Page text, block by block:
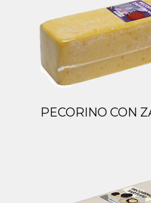
PECORINO CON